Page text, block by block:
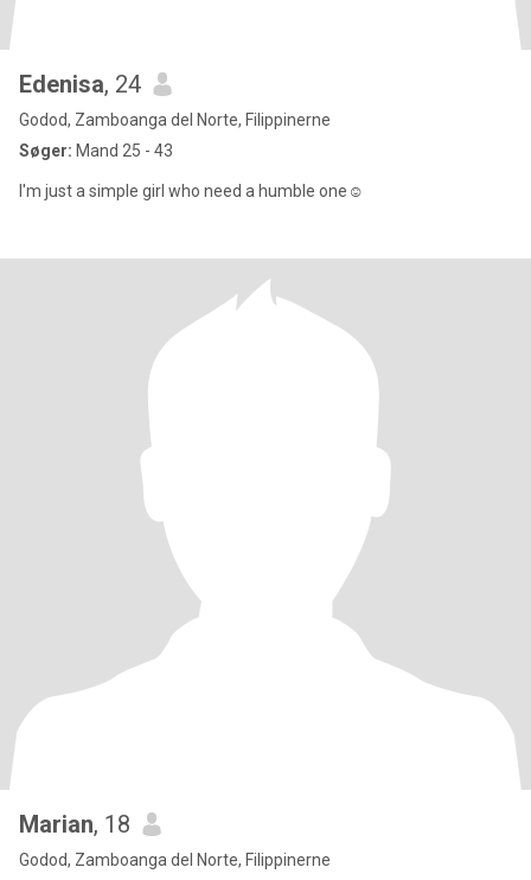
Edenisa, 24
Godod, Zamboanga del Norte, Filippinerne
Søger: Mand 25 - 43
I'm just a simple girl who need a humble one☺️
Marian, 18
Godod, Zamboanga del Norte, Filippinerne